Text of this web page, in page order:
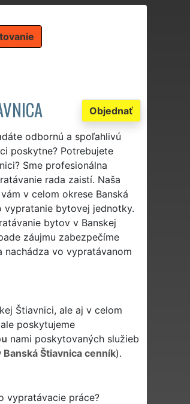
Objednať
odbornú a spoľahlivú
poskytne? Potrebujete
Sme profesionálna
rada zaistí. Naša
vám v celom okrese Banská
vypratanie bytovej jednotky.
bytov v Banskej
záujmu zabezpečíme
vo vypratávanom
Štiavnici, ale aj v celom
poskytujeme
nami poskytovaných služieb
Štiavnica cenník).
vypratávacie práce?